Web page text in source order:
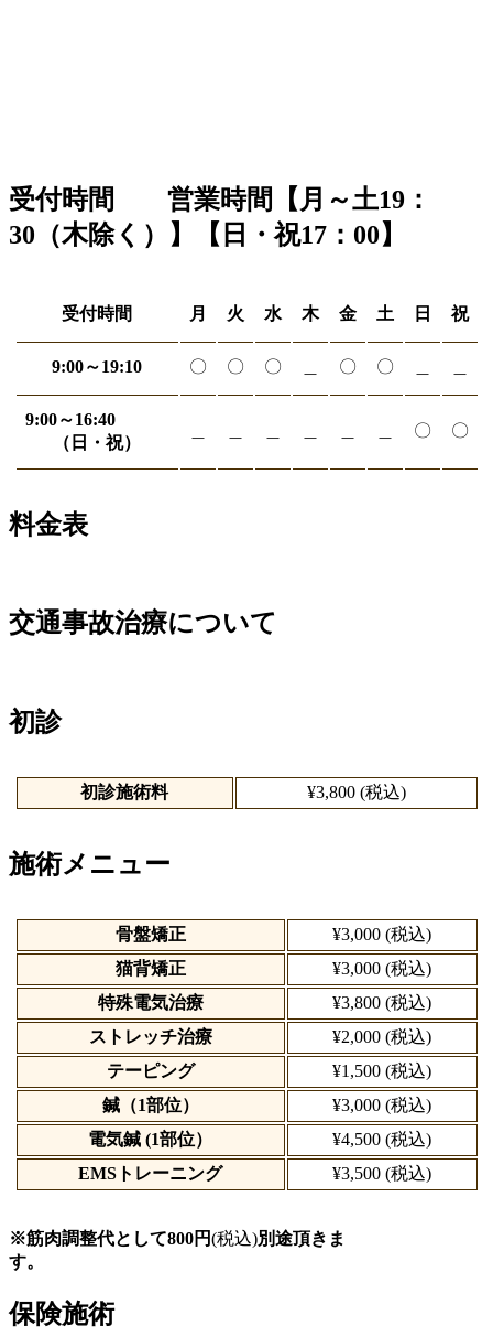
受付時間 営業時間【月～土19：
30（木除く）】【日・祝17：00】
受付時間 月 火 水 木 金 土 日 祝
9:00～19:10 〇 〇 〇 〇 〇
9:00～16:40
（日・祝）
〇 〇
料金表
交通事故治療について
初診
初診施術料 ¥3,800 (税込)
施術メニュー
骨盤矯正
¥3,000 (税込)
猫背矯正
¥3,000 (税込)
特殊電気治療
¥3,800 (税込)
ストレッチ治療
¥2,000 (税込)
テーピング
¥1,500 (税込)
鍼（1部位）
¥3,000 (税込)
電気鍼 (1部位）
¥4,500 (税込)
EMSトレーニング
¥3,500 (税込)
※筋肉調整代として800円(税込)別途頂きま
す。
保険施術